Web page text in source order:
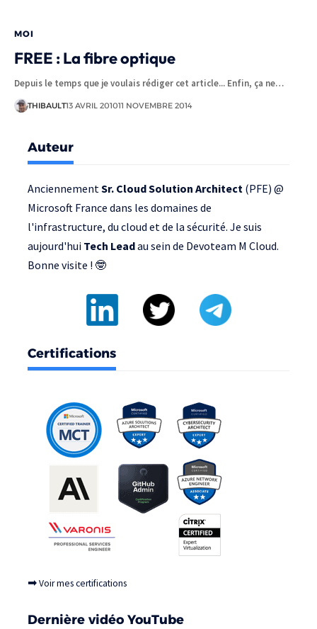
MOI
FREE : La fibre optique
Depuis le temps que je voulais rédiger cet article... Enfin, ça ne…
THIBAULT13 AVRIL 201011 NOVEMBRE 2014
Auteur
Anciennement Sr. Cloud Solution Architect (PFE) @
Microsoft France dans les domaines de
l'infrastructure, du cloud et de la sécurité. Je suis
aujourd'hui Tech Leadau sein de Devoteam M Cloud.
Bonne visite ! 🤓
Certifications
➡Voir mes certifications
Dernière vidéo YouTube